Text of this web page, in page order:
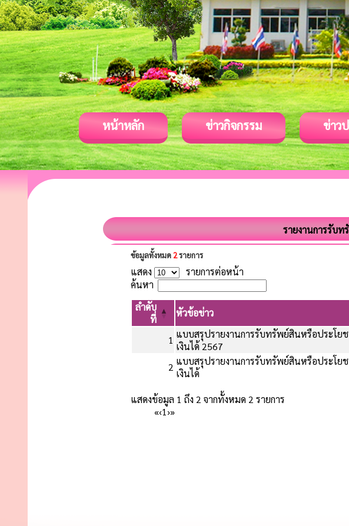
หน้าหลัก ข่าวกิจกรรม ข่าว
รายงานการรับ
ข้อมูลทั้งหมด 2รายการ
แสดง
รายการต่อหน้า
ค้นหา
ลำดับ
ที่
หัวข้อข่าว
1 แบบสรุปรายงานการรับทรัพย์สินหรือประโย
เงินได้ 2567
2 แบบสรุปรายงานการรับทรัพย์สินหรือประโย
เงินได้
แสดงข้อมูล 1 ถึง 2 จากทั้งหมด 2 รายการ
«‹1›»